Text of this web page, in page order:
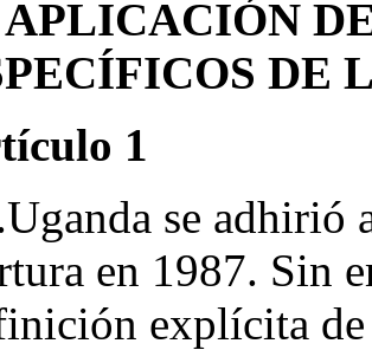
DE
1
se adhirió
en 1987. Sin
explícita